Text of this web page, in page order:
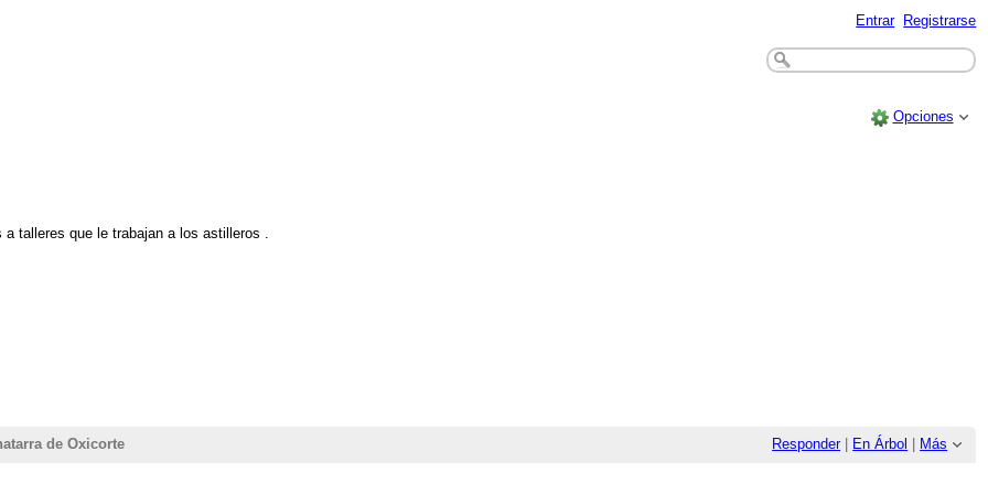
Entrar Registrarse
Opciones
talleres que le trabajan a los astilleros .
Responder| En Árbol Más
de Oxicorte